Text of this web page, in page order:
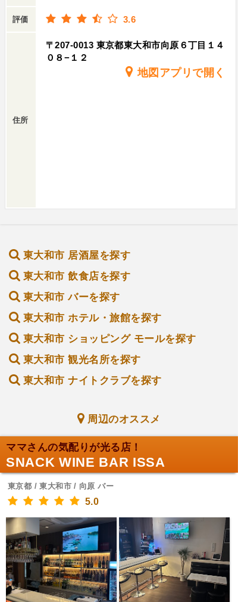
評価 3.6
住所
〒207-0013 東京都東大和市向原６丁目１４
０８−１２
地図アプリで開く
東大和市 居酒屋を探す
東大和市 飲食店を探す
東大和市 バーを探す
東大和市 ホテル・旅館を探す
東大和市 ショッピング モールを探す
東大和市 観光名所を探す
東大和市 ナイトクラブを探す
周辺のオススメ
ママさんの気配りが光る店！
SNACK WINE BAR ISSA
東京都 / 東大和市 / 向原 バー
5.0